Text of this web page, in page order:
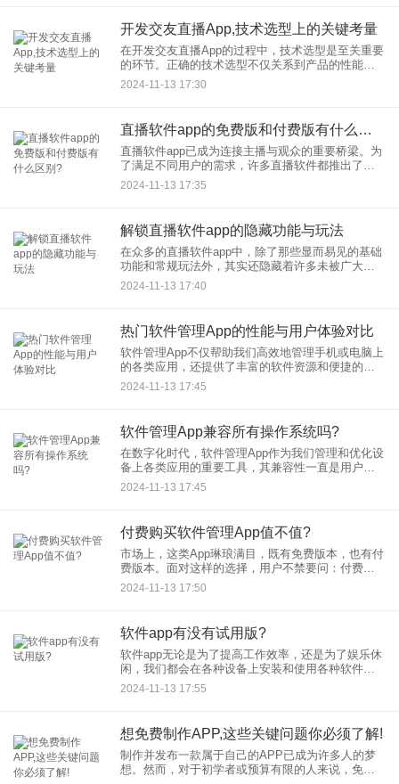
开发交友直播App,技术选型上的关键考量
在开发交友直播App的过程中，技术选型是至关重要
的环节。正确的技术选型不仅关系到产品的性能、
稳定性和可扩展性，还直接影响到用户体验和市场
竞争力。以下是在技术选型上需要考量的几个关键
2024-11-13 17:30
直播软件app的免费版和付费版有什么区别?
直播软件app已成为连接主播与观众的重要桥梁。为
了满足不同用户的需求，许多直播软件都推出了免
费版和付费版两种服务模式。那么，这两者之间究
2024-11-13 17:35
解锁直播软件app的隐藏功能与玩法
在众多的直播软件app中，除了那些显而易见的基础
功能和常规玩法外，其实还隐藏着许多未被广大用
户发掘的宝藏——隐藏功能与独特玩法。这些隐藏
内容不仅能为你的直播体验增添无限乐趣，还可能
2024-11-13 17:40
热门软件管理App的性能与用户体验对比
软件管理App不仅帮助我们高效地管理手机或电脑上
的各类应用，还提供了丰富的软件资源和便捷的下
载、更新服务。然而，面对市场上琳琅满目的软件
管理App，如何在性能与用户体验上做出明智的选
2024-11-13 17:45
软件管理App兼容所有操作系统吗?
在数字化时代，软件管理App作为我们管理和优化设
备上各类应用的重要工具，其兼容性一直是用户关
注的焦点。然而，对于“软件管理App是否兼容所有
2024-11-13 17:45
付费购买软件管理App值不值?
市场上，这类App琳琅满目，既有免费版本，也有付
费版本。面对这样的选择，用户不禁要问：付费购
买软件管理App到底值不值？ 首先，我们得承认，
免费版本的软件管理App确实提供了基本的
2024-11-13 17:50
软件app有没有试用版?
软件app无论是为了提高工作效率，还是为了娱乐休
闲，我们都会在各种设备上安装和使用各种软件
app。然而，面对琳琅满目的软件市场，用户在选择
时往往会感到犹豫不决。这时，试用版软件app的存
2024-11-13 17:55
想免费制作APP,这些关键问题你必须了解!
制作并发布一款属于自己的APP已成为许多人的梦
想。然而，对于初学者或预算有限的人来说，免费